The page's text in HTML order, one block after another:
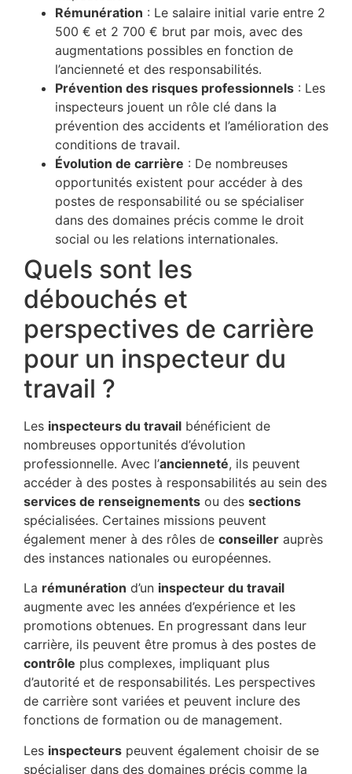
Rémunération : Le salaire initial varie entre 2
500 € et 2 700 € brut par mois, avec des
augmentations possibles en fonction de
l’ancienneté et des responsabilités.
Prévention des risques professionnels : Les
inspecteurs jouent un rôle clé dans la
prévention des accidents et l’amélioration des
conditions de travail.
Évolution de carrière : De nombreuses
opportunités existent pour accéder à des
postes de responsabilité ou se spécialiser
dans des domaines précis comme le droit
social ou les relations internationales.
Quels sont les
débouchés et
perspectives de carrière
pour un inspecteur du
travail ?
Les inspecteurs du travail bénéficient de
nombreuses opportunités d’évolution
professionnelle. Avec l’ancienneté, ils peuvent
accéder à des postes à responsabilités au sein des
services de renseignements ou des sections
spécialisées. Certaines missions peuvent
également mener à des rôles de conseiller auprès
des instances nationales ou européennes.
La rémunération d’un inspecteur du travail
augmente avec les années d’expérience et les
promotions obtenues. En progressant dans leur
carrière, ils peuvent être promus à des postes de
contrôle plus complexes, impliquant plus
d’autorité et de responsabilités. Les perspectives
de carrière sont variées et peuvent inclure des
fonctions de formation ou de management.
Les inspecteurs peuvent également choisir de se
spécialiser dans des domaines précis comme la